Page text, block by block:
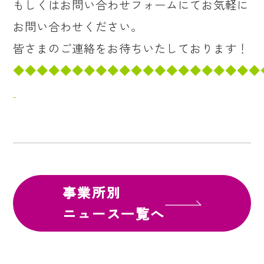
もしくはお問い合わせフォームにてお気軽に
お問い合わせください。
皆さまのご連絡をお待ちいたしております！
事業所別
ニュース一覧へ